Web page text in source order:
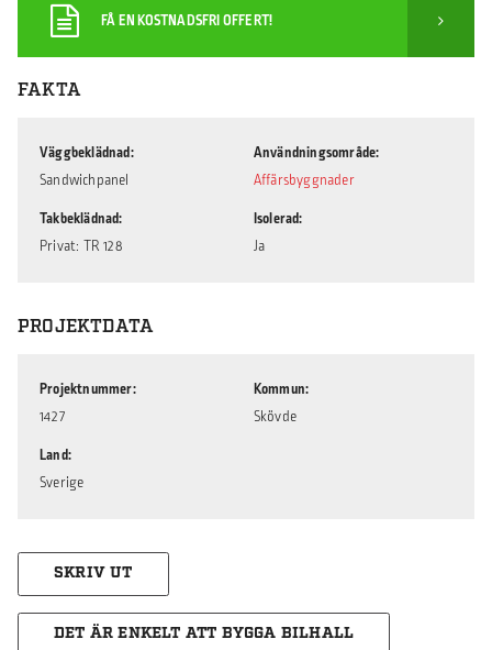
FÅ EN KOSTNADSFRI OFFERT!
FAKTA
Väggbeklädnad
Sandwichpanel
Takbeklädnad
Privat: TR 128
Användningsområde
Affärsbyggnader
Isolerad
Ja
PROJEKTDATA
Projektnummer
1427
Land
Sverige
Kommun
Skövde
SKRIV UT
DET ÄR ENKELT ATT BYGGA BILHALL